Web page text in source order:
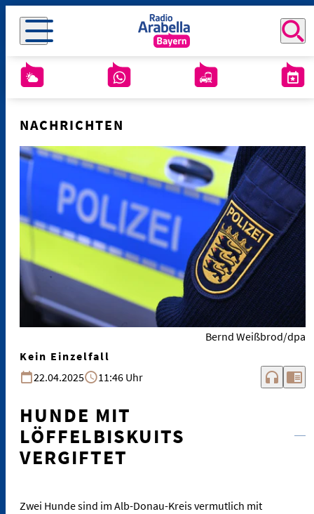
NACHRICHTEN
Bernd Weißbrod/dpa
Kein Einzelfall
22.04.2025
11:46 Uhr headphones chrome_reader_mode
HUNDE MIT
LÖFFELBISKUITS
VERGIFTET
Zwei Hunde sind im Alb-Donau-Kreis vermutlich mit